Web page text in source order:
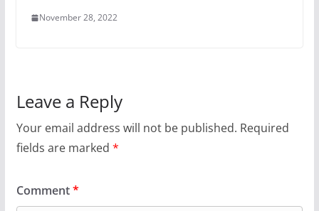
November 28, 2022
Leave a Reply
Your email address will not be published. Required
fields are marked *
Comment*